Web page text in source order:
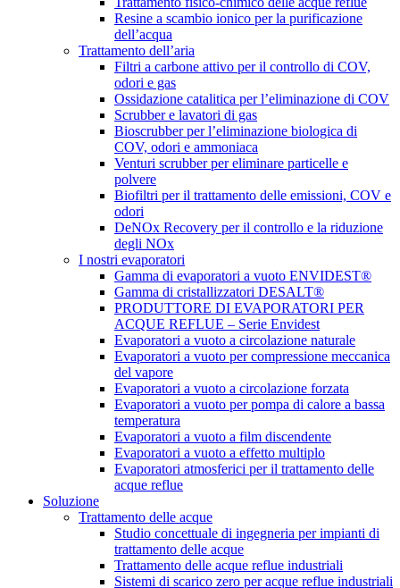
Resine a scambio ionico per la purificazione
dell’acqua
Trattamento dell’aria
Filtri a carbone attivo per il controllo di COV,
odori e gas
Ossidazione catalitica per l’eliminazione di COV
Scrubber e lavatori di gas
Bioscrubber per l’eliminazione biologica di
COV, odori e ammoniaca
Venturi scrubber per eliminare particelle e
polvere
Biofiltri per il trattamento delle emissioni, COV e
odori
DeNOx Recovery per il controllo e la riduzione
degli NOx
I nostri evaporatori
Gamma di evaporatori a vuoto ENVIDEST®
Gamma di cristallizzatori DESALT®
PRODUTTORE DI EVAPORATORI PER
ACQUE REFLUE – Serie Envidest
Evaporatori a vuoto a circolazione naturale
Evaporatori a vuoto per compressione meccanica
del vapore
Evaporatori a vuoto a circolazione forzata
Evaporatori a vuoto per pompa di calore a bassa
temperatura
Evaporatori a vuoto a film discendente
Evaporatori a vuoto a effetto multiplo
Evaporatori atmosferici per il trattamento delle
acque reflue
Soluzione
Trattamento delle acque
Studio concettuale di ingegneria per impianti di
trattamento delle acque
Trattamento delle acque reflue industriali
Sistemi di scarico zero per acque reflue industriali